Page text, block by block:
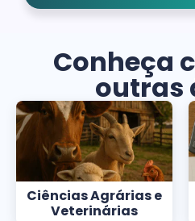
Conheça
outras
Ciências Agrárias e
Veterinárias